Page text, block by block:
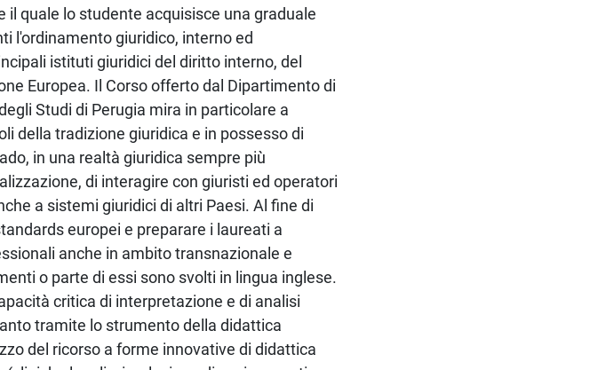
il quale lo studente acquisisce una graduale
l'ordinamento giuridico, interno ed
istituti giuridici del diritto interno, del
Europea. Il Corso offerto dal Dipartimento di
Studi di Perugia mira in particolare a
della tradizione giuridica e in possesso di
in una realtà giuridica sempre più
di interagire con giuristi ed operatori
a sistemi giuridici di altri Paesi. Al fine di
europei e preparare i laureati a
anche in ambito transnazionale e
o parte di essi sono svolti in lingua inglese.
critica di interpretazione e di analisi
tramite lo strumento della didattica
del ricorso a forme innovative di didattica